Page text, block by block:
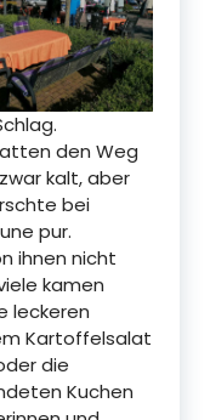
den Weg
kalt, aber
bei
pur.
ihnen nicht
kamen
leckeren
Kartoffelsalat
die
Kuchen